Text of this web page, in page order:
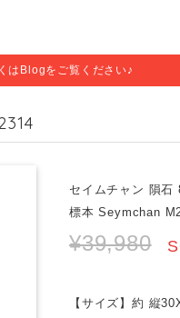
はBlogをご覧ください♪
セイムチャン 隕石
標本 Seymchan
¥39,980
【サイズ】約 縦